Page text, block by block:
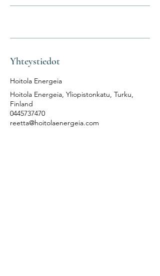
Yhteystiedot
Hoitola Energeia
Hoitola Energeia, Yliopistonkatu, Turku,
Finland
0445737470
reetta@hoitolaenergeia.com